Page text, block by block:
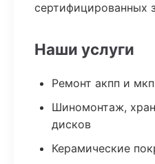
сертифицированных
Наши услуги
Ремонт акпп и
Шиномонтаж,
дисков
Керамические